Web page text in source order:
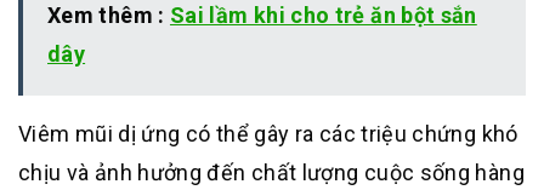
Xem thêm : Sai lầm khi cho trẻ ăn bột sắn
dây
Viêm mũi dị ứng có thể gây ra các triệu chứng khó
chịu và ảnh hưởng đến chất lượng cuộc sống hàng